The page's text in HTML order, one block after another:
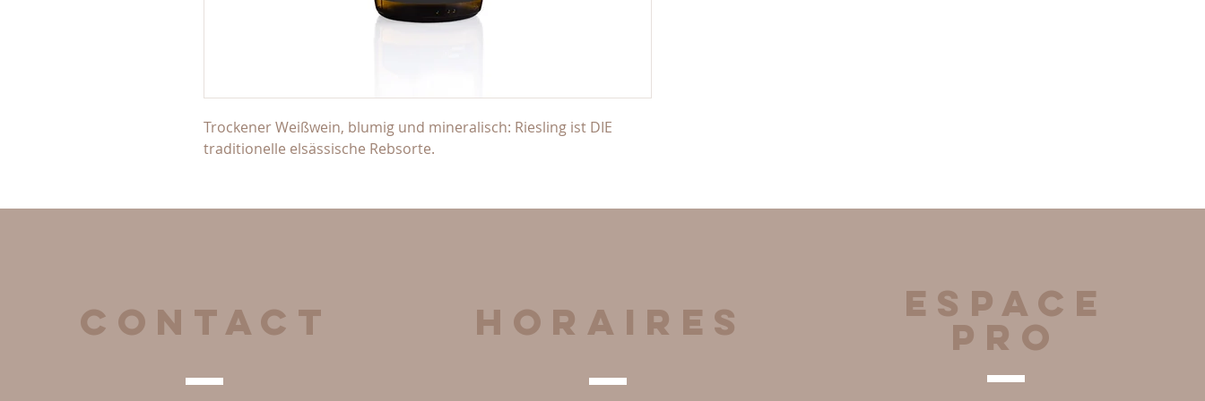
Trockener Weißwein, blumig und mineralisch: Riesling ist DIE
traditionelle elsässische Rebsorte.
CONTACT Horaires espace
pro